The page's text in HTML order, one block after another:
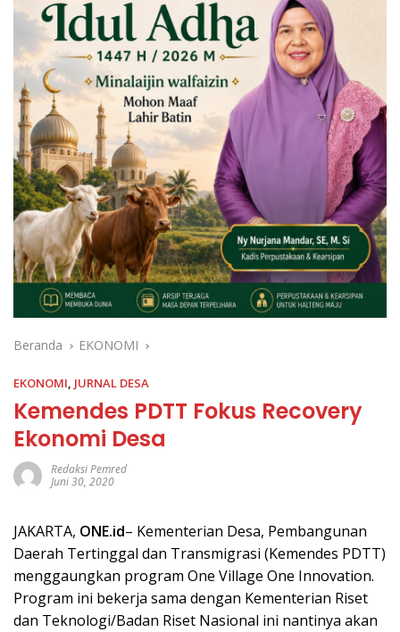
Beranda EKONOMI
EKONOMI, JURNAL DESA
Kemendes PDTT Fokus Recovery
Ekonomi Desa
Redaksi Pemred
Juni 30, 2020
JAKARTA, ONE.id– Kementerian Desa, Pembangunan
Daerah Tertinggal dan Transmigrasi (Kemendes PDTT)
menggaungkan program One Village One Innovation.
Program ini bekerja sama dengan Kementerian Riset
dan Teknologi/Badan Riset Nasional ini nantinya akan